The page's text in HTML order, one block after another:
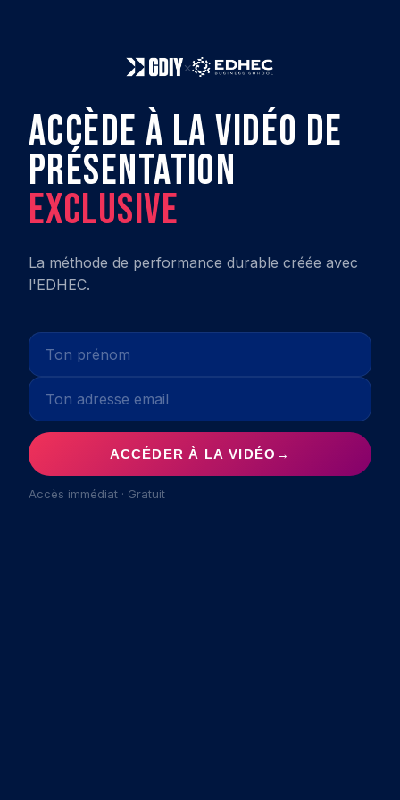
×
ACCÈDE À LA VIDÉO DE
PRÉSENTATION
EXCLUSIVE
La méthode de performance durable créée avec
l'EDHEC.
ACCÉDER À LA VIDÉO →
Accès immédiat · Gratuit